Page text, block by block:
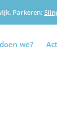
Parkeren:
we?